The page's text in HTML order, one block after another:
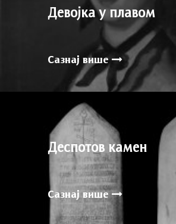
Девојка у плавом
Сазнај више
Деспотов камен
Сазнај више